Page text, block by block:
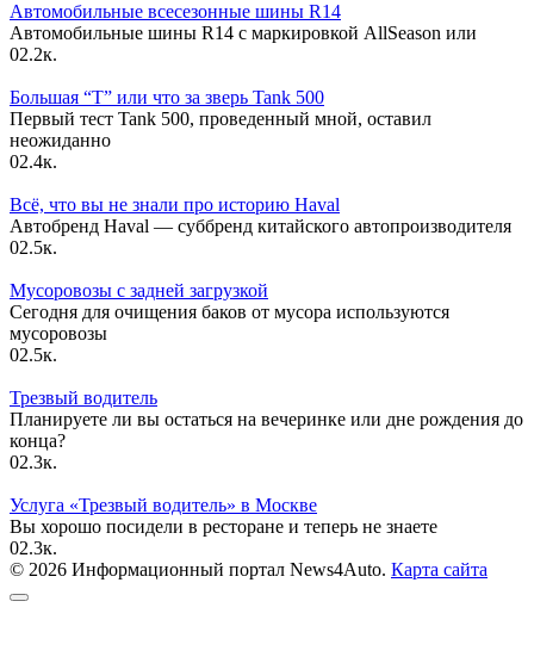
Автомобильные всесезонные шины R14
Автомобильные шины R14 с маркировкой AllSeason или
02.2к.
Большая “Т” или что за зверь Tank 500
Первый тест Tank 500, проведенный мной, оставил
неожиданно
02.4к.
Всё, что вы не знали про историю Haval
Автобренд Haval — суббренд китайского автопроизводителя
02.5к.
Мусоровозы с задней загрузкой
Сегодня для очищения баков от мусора используются
мусоровозы
02.5к.
Трезвый водитель
Планируете ли вы остаться на вечеринке или дне рождения до
конца?
02.3к.
Услуга «Трезвый водитель» в Москве
Вы хорошо посидели в ресторане и теперь не знаете
02.3к.
© 2026 Информационный портал News4Auto. Карта сайта